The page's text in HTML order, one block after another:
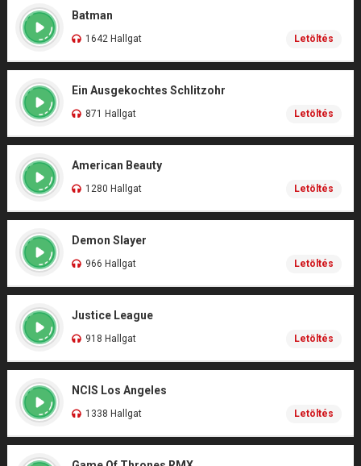
Batman
1642 Hallgat Letöltés
Ein Ausgekochtes Schlitzohr
871 Hallgat Letöltés
American Beauty
1280 Hallgat Letöltés
Demon Slayer
966 Hallgat Letöltés
Justice League
918 Hallgat Letöltés
NCIS Los Angeles
1338 Hallgat Letöltés